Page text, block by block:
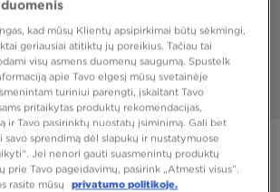
BG
kad mūsų Klientų apsipirkimai būtų sėkmingi,
geriausiai atitiktų jų poreikius. Tačiau tai
visų asmens duomenų saugumą. Spustelk
apie Tavo elgesį mūsų svetainėje
turiniui parengti, įskaitant Tavo
pritaikytas produktų rekomendacijas,
ir Tavo pasirinktų nuostatų įsiminimą. Gali bet
savo sprendimą dėl slapukų ir nustatymuose
Jei nenori gauti suasmenintų produktų
prie Tavo pageidavimų, pasirink „Atmesti visus”.
rasite mūsų
privatumo politikoje.